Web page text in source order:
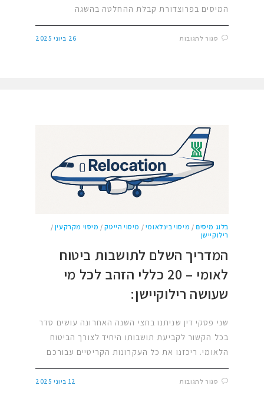
המיסים בפרוצדורת קבלת ההחלטה בהשגה
סגור לתגובות 26 ביוני 2025
בלוג מיסים / מיסוי בינלאומי / מיסוי הייטק/ מיסוי מקרקעין /
רילוקיישן
המדריך השלם לתושבות ביטוח
לאומי – 20 כללי הזהב לכל מי
שעושה רילוקיישן:
שני פסקי דין שניתנו בחצי השנה האחרונה עושים סדר
בכל הקשור לקביעת תושבותו היחיד לצורך הביטוח
הלאומי. ריכזנו את כל העקרונות הקריטיים עבורכם
סגור לתגובות 12 ביוני 2025